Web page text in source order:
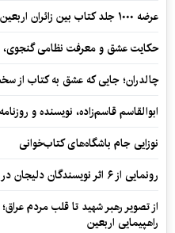
عرضه ۱۰۰۰ جلد کتاب بین زائران اربعین در مرزهای کرمانشاه
حکایت عشق و معرفت نظامی گنجوی،
چالدران؛ جایی که عشق به کتاب از
ابوالقاسم قاسم‌زاده، نویسنده و
نوزایی جام باشگاه‌های کتاب‌خوانی
رونمایی از ۶ اثر نویسندگان دلیجان در آیین «سر این قلم سلامت»
از تصویر رهبر شهید تا قلب مردم
راهپیمایی اربعین